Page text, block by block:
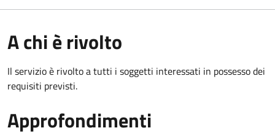
A chi è rivolto
Il servizio è rivolto a tutti i soggetti interessati in possesso dei
requisiti previsti.
Approfondimenti